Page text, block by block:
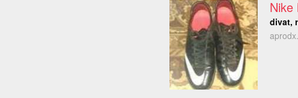
Nike
divat,